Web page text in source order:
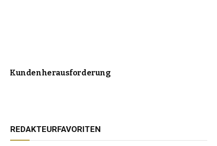
Kundenherausforderung
REDAKTEURFAVORITEN